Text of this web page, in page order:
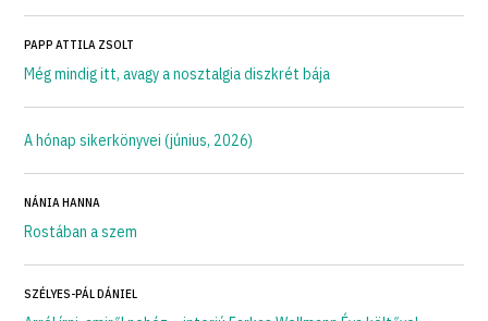
PAPP ATTILA ZSOLT
Még mindig itt, avagy a nosztalgia diszkrét bája
A hónap sikerkönyvei (június, 2026)
NÁNIA HANNA
Rostában a szem
SZÉLYES-PÁL DÁNIEL